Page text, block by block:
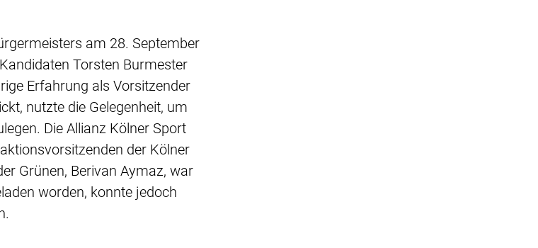
am 28. September
Torsten Burmester
Erfahrung als Vorsitzender
nutzte die Gelegenheit, um
Die Allianz Kölner Sport
der Kölner
Grünen, Berivan Aymaz, war
worden, konnte jedoch